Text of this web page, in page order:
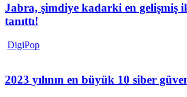
Jabra, şimdiye kadarki en gelişmiş
tanıttı!
DigiPop
2023 yılının en büyük 10 siber